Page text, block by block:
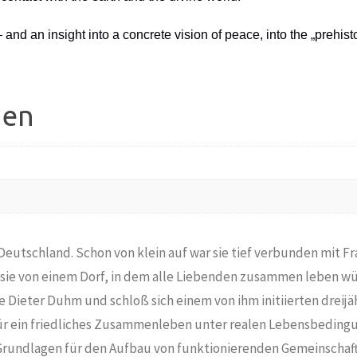
an insight into a concrete vision of peace, into the
Schon von klein auf war sie tief verbunden mit
von einem Dorf, in dem alle Liebenden zusammen leben
Dieter Duhm und schloß sich einem von ihm initiierten
ein friedliches Zusammenleben unter realen
für den Aufbau von funktionierenden